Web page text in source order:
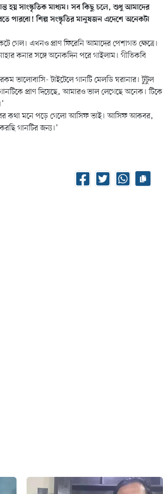
হয় সাংস্কৃতিক মাধ্যম। সব কিছু চলে, শুধু আমাদের
পারবো! শিল্প সংস্কৃতির মানুষজন এদেশে অনেকটা
গেল। এখনও প্রাণ ফিরেনি আমাদের পেশাগত ক্ষেত্রে।
কনার সঙ্গে অনেকদিন পরে গাইলাম। গীতিকবি
ভালোবাসি- টাইটেলে গানটি মেলডি ঘরানার। টুটুল
প্রাণ দিয়েছে, আমারও ভাল লেগেছে অনেক। টিকে
কথা মনে পড়ে গেলো আসিফ ভাই। আসিফ আকবর,
গানটির জন্য।’